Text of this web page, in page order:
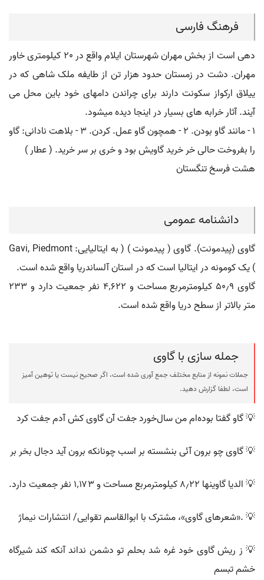
فرهنگ فارسی
دهی است از بخش مهران شهرستان ایلام واقع در ۲٠ کیلومتری خاور
مهران. دشت در زمستان حدود هزار تن از طایفه ملک شاهی که در
ییلاق ارکواز سکونت دارند برای چراندن دامهای خود باین محل می
آیند. آثار خرابه های بسیار در اینجا دیده میشود.
۱ - مانند گاو بودن. ۲ - همچون گاو عمل. کردن. ۳ - بلاهت نادانی: گاو
را بفروخت حالی خر خرید گاویش بود و خری بر سر خرید. ( عطار )
هشت فرسخ تنگستان
دانشنامه عمومی
گاوی (پیدمونت). گاوی ( پیدمونت ) ( به ایتالیایی: Gavi, Piedmont
) یک کومونه در ایتالیا است که در استان آلساندریا واقع شده است.
گاوی ۵۰٫۹ کیلومترمربع مساحت و ۴٬۶۲۲ نفر جمعیت دارد و ۲۳۳
متر بالاتر از سطح دریا واقع شده است.
جمله سازی با گاوی
جملات نمونه از منابع مختلف جمع آوری شده است، اگر صحیح نیست یا توهین آمیز
است، لطفا گزارش دهید.
💡 گاو گفتا بوده‌ام من سال‌خورد جفت آن گاوی کش آدم جفت کرد
💡 گاوی چو برون آئی بنشسته بر اسب چونانکه برون آید دجال بخر بر
💡 الدیا گاوینها ۸٫۲۲ کیلومترمربع مساحت و ۱٬۱۷۳ نفر جمعیت دارد.
💡 .«شعرهای گاوی»، مشترک با ابوالقاسم تقوایی/ انتشارات نیماژ
💡 ز ریش گاوی خود غره شد بحلم تو دشمن نداند آنکه کند شیرگاه
خشم تبسم